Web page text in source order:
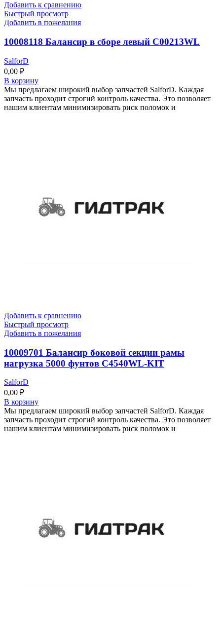
Добавить к сравнению
Быстрый просмотр
Добавить в пожелания
10008118 Балансир в сборе левый C00213WL
SalforD
0,00 ₽
В корзину
Мы предлагаем широкий выбор запчастей SalforD. Каждая
запчасть проходит строгий контроль качества. Это позволяет
нашим клиентам минимизировать риск поломок и
Добавить к сравнению
Быстрый просмотр
Добавить в пожелания
10009701 Балансир боковой секции рамы
нагрузка 5000 фунтов C4540WL-KIT
SalforD
0,00 ₽
В корзину
Мы предлагаем широкий выбор запчастей SalforD. Каждая
запчасть проходит строгий контроль качества. Это позволяет
нашим клиентам минимизировать риск поломок и